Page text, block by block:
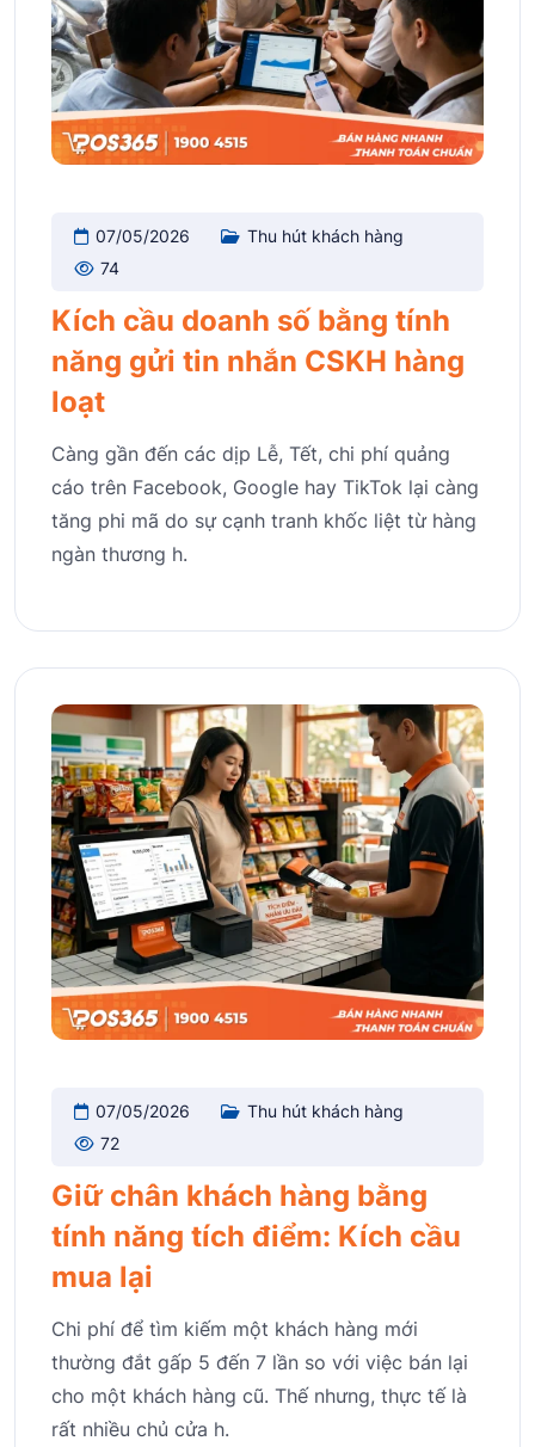
07/05/2026
Thu hút khách hàng
74
Kích cầu doanh số bằng tính
năng gửi tin nhắn CSKH hàng
loạt
Càng gần đến các dịp Lễ, Tết, chi phí quảng
cáo trên Facebook, Google hay TikTok lại càng
tăng phi mã do sự cạnh tranh khốc liệt từ hàng
ngàn thương h.
07/05/2026
Thu hút khách hàng
72
Giữ chân khách hàng bằng
tính năng tích điểm: Kích cầu
mua lại
Chi phí để tìm kiếm một khách hàng mới
thường đắt gấp 5 đến 7 lần so với việc bán lại
cho một khách hàng cũ. Thế nhưng, thực tế là
rất nhiều chủ cửa h.